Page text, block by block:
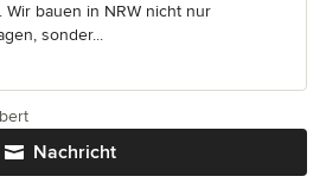
bauen in NRW nicht nur
sonder...
Nachricht